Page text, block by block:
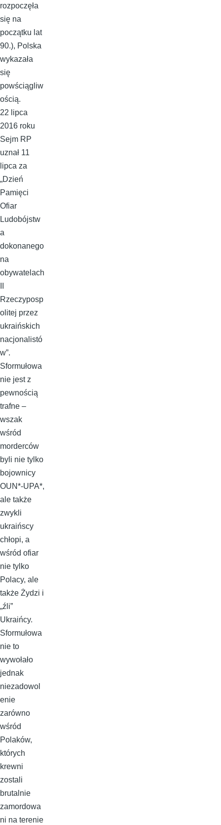
rozpoczęła
się na
początku lat
90.), Polska
wykazała
się
powściągliw
ością.
22 lipca
2016 roku
Sejm RP
uznał 11
lipca za
„Dzień
Pamięci
Ofiar
Ludobójstw
a
dokonanego
na
obywatelach
Rzeczyposp
olitej przez
ukraińskich
nacjonalistó
w”.
Sformułowa
nie jest z
pewnością
trafne –
wszak
wśród
morderców
byli nie tylko
bojownicy
OUN*-UPA*,
ale także
zwykli
ukraińscy
chłopi, a
wśród ofiar
nie tylko
Polacy, ale
także Żydzi i
„źli”
Ukraińcy.
Sformułowa
nie to
wywołało
jednak
niezadowol
enie
zarówno
wśród
Polaków,
których
krewni
zostali
brutalnie
zamordowa
ni na terenie